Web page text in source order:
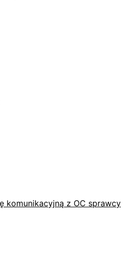
komunikacyjną z OC sprawcy